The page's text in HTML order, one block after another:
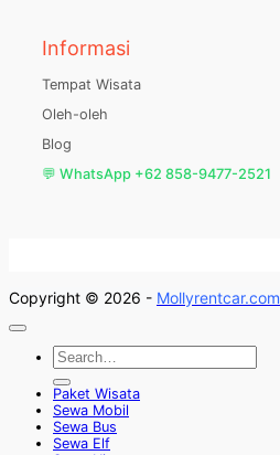
Informasi
Tempat Wisata
Oleh-oleh
Blog
💬 WhatsApp +62 858-9477-2521
Copyright © 2026 - Mollyrentcar.com
Paket Wisata
Sewa Mobil
Sewa Bus
Sewa Elf